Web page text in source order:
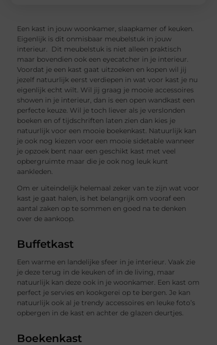
Een kast in jouw woonkamer, slaapkamer of keuken.
Eigenlijk is dit onmisbaar meubelstuk in jouw
interieur. Dit meubelstuk is niet alleen praktisch
maar bovendien ook een eyecatcher in je interieur.
Voordat je een kast gaat uitzoeken en kopen wil jij
jezelf natuurlijk eerst verdiepen in wat voor kast je nu
eigenlijk echt wilt. Wil jij graag je mooie accessoires
showen in je interieur, dan is een open wandkast een
perfecte keuze. Wil je toch liever als je verslonden
boeken en of tijdschriften laten zien dan kies je
natuurlijk voor een mooie boekenkast. Natuurlijk kan
je ook nog kiezen voor een mooie sidetable wanneer
je opzoek bent naar een geschikt kast met veel
opbergruimte maar die je ook nog leuk kunt
aankleden.
Om er uiteindelijk helemaal zeker van te zijn wat voor
kast je gaat halen, is het belangrijk om vooraf een
aantal zaken op te sommen en goed na te denken
over de aankoop.
Buffetkast
Een warme en landelijke sfeer in je interieur. Vaak zie
je deze terug in de keuken of in de living, maar
natuurlijk kan deze ook in je woonkamer. Een kast om
perfect je servies en kookgerei op te bergen. Je kan
natuurlijk ook al je trendy accessoires en leuke foto’s
opbergen in de kast en achter de glazen deurtjes.
Boekenkast